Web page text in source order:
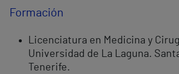
Formación
Licenciatura en Medicina y
Universidad de La Laguna.
Tenerife.